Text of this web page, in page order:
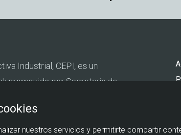
Industrial, CEPI, es un
promovido por Secretaría de
nuestros servicios y permitirte compartir